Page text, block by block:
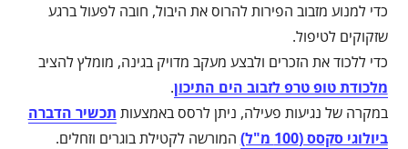
כדי למנוע מזבוב הפירות להרוס את היבול, חובה לפעול ברגע
שזקוקים לטיפול.
כדי ללכוד את הזכרים ולבצע מעקב מדויק בגינה, מומלץ להציב
מלכודת טופ טרפ לזבוב הים התיכון.
במקרה של נגיעות פעילה, ניתן לרסס באמצעות תכשיר הדברה
ביולוגי סקסס (100 מ"ל)
המורשה לקטילת בוגרים וזחלים.